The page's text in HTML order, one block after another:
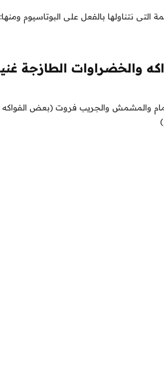
التى نتناولها بالفعل على البوتاسيوم ومنها:
والخضراوات الطازجة
والمشمش والجريب فروت (بعض